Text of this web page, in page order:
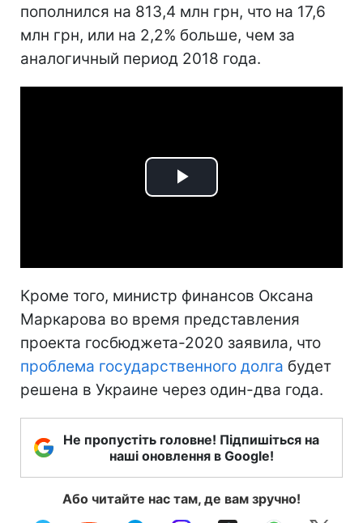
пополнился на 813,4 млн грн, что на 17,6
млн грн, или на 2,2% больше, чем за
аналогичный период 2018 года.
Play
Кроме того, министр финансов Оксана
Маркарова во время представления
проекта госбюджета-2020 заявила, что
проблема государственного долга будет
решена в Украине через один-два года.
Не пропустіть головне! Підпишіться на
наші оновлення в Google!
Або читайте нас там, де вам зручно!